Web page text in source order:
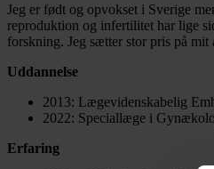
Jeg er født og opvokset i Sverige
reproduktion og infertilitet har lige
forskning. Jeg sætter stor pris på
Uddannelse
2013: Lægevidenskabelig
2022: Speciallæge i
Erfaring